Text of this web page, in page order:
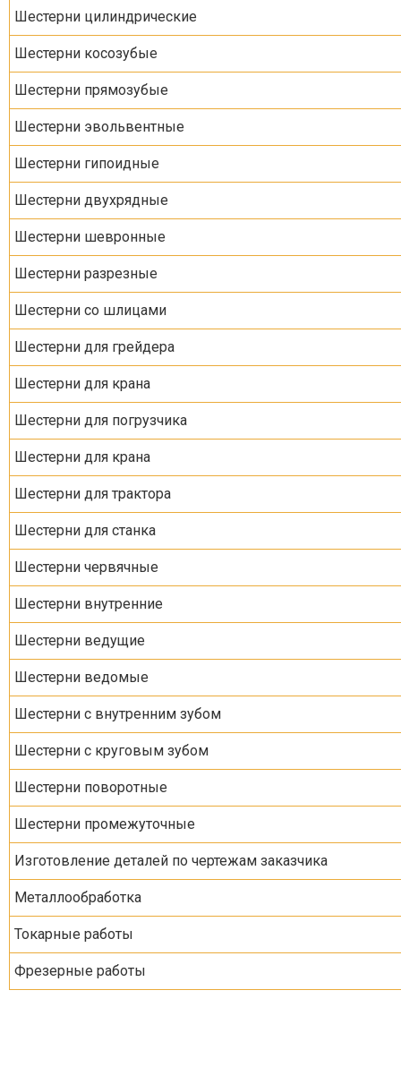
Шестерни цилиндрические
Шестерни косозубые
Шестерни прямозубые
Шестерни эвольвентные
Шестерни гипоидные
Шестерни двухрядные
Шестерни шевронные
Шестерни разрезные
Шестерни со шлицами
Шестерни для грейдера
Шестерни для крана
Шестерни для погрузчика
Шестерни для крана
Шестерни для трактора
Шестерни для станка
Шестерни червячные
Шестерни внутренние
Шестерни ведущие
Шестерни ведомые
Шестерни с внутренним зубом
Шестерни с круговым зубом
Шестерни поворотные
Шестерни промежуточные
Изготовление деталей по чертежам заказчика
Металлообработка
Токарные работы
Фрезерные работы